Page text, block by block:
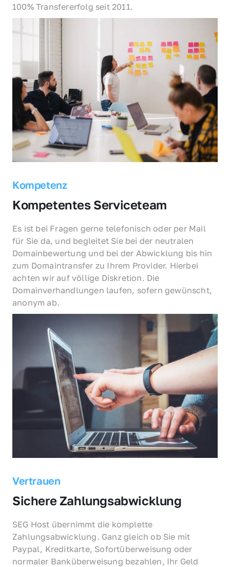
100% Transfererfolg seit 2011.
Kompetenz
Kompetentes Serviceteam
Es ist bei Fragen gerne telefonisch oder per Mail
für Sie da, und begleitet Sie bei der neutralen
Domainbewertung und bei der Abwicklung bis hin
zum Domaintransfer zu Ihrem Provider. Hierbei
achten wir auf völlige Diskretion. Die
Domainverhandlungen laufen, sofern gewünscht,
anonym ab.
Vertrauen
Sichere Zahlungsabwicklung
SEG Host übernimmt die komplette
Zahlungsabwicklung. Ganz gleich ob Sie mit
Paypal, Kreditkarte, Sofortüberweisung oder
normaler Banküberweisung bezahlen, Ihr Geld